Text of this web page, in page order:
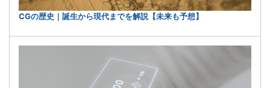
CGの歴史｜誕生から現代までを解説【未来も予想】